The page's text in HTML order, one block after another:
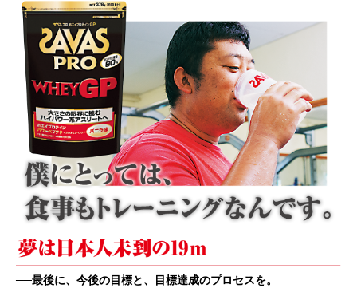
──最後に、今後の目標と、目標達成のプロセスを。